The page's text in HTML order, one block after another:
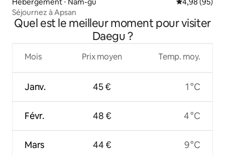
Séjournez à Apsan
Quel est le meilleur moment pour visiter
Daegu ?
Mois
Janv.
Févr.
Mars
Prix moyen
45 €
48 €
44 €
Temp. moy.
1 °C
4 °C
9 °C